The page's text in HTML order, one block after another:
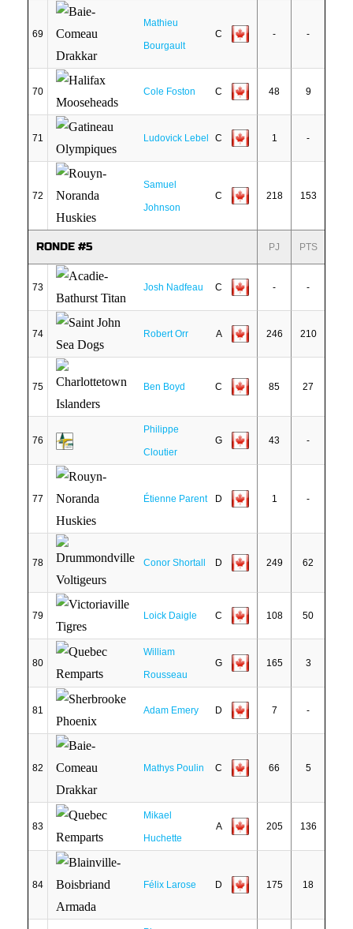
69
Mathieu
Bourgault
C - -
70 Cole Foston C 48 9
71 Ludovick Lebel C 1 -
72
Samuel
Johnson
C 218 153
RONDE #5 PJ PTS
73 Josh Nadfeau C - -
74 Robert Orr A 246 210
75 Ben Boyd C 85 27
76
Philippe
Cloutier
G 43 -
77 Étienne Parent D 1 -
78 Conor Shortall D 249 62
79 Loick Daigle C 108 50
80
William
Rousseau
G 165 3
81 Adam Emery D 7 -
82 Mathys Poulin C 66 5
83
Mikael
Huchette
A 205 136
84 Félix Larose D 175 18